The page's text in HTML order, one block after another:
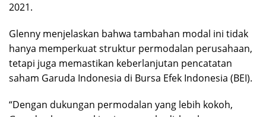
2021.
Glenny menjelaskan bahwa tambahan modal ini tidak
hanya memperkuat struktur permodalan perusahaan,
tetapi juga memastikan keberlanjutan pencatatan
saham Garuda Indonesia di Bursa Efek Indonesia (BEI).
“Dengan dukungan permodalan yang lebih kokoh,